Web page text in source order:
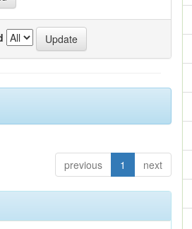
previous 1 next